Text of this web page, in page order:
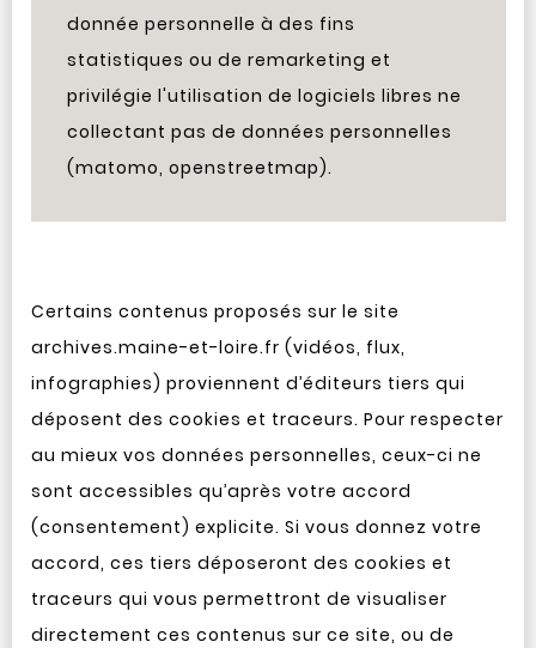
donnée personnelle à des fins
statistiques ou de remarketing et
privilégie l'utilisation de logiciels libres ne
collectant pas de données personnelles
(matomo, openstreetmap).
Certains contenus proposés sur le site
archives.maine-et-loire.fr (vidéos, flux,
infographies) proviennent d’éditeurs tiers qui
déposent des cookies et traceurs. Pour respecter
au mieux vos données personnelles, ceux-ci ne
sont accessibles qu’après votre accord
(consentement) explicite. Si vous donnez votre
accord, ces tiers déposeront des cookies et
traceurs qui vous permettront de visualiser
directement ces contenus sur ce site, ou de